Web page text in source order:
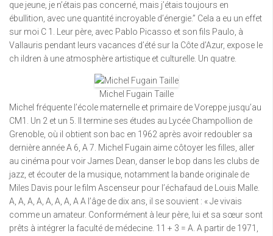
que jeune, je n’étais pas concerné, mais j’étais toujours en
ébullition, avec une quantité incroyable d’énergie.” Cela a eu un effet
sur moi C 1. Leur père, avec Pablo Picasso et son fils Paulo, à
Vallauris pendant leurs vacances d’été sur la Côte d’Azur, expose le
ch ildren à une atmosphère artistique et culturelle. Un quatre.
Michel Fugain Taille
Michel fréquente l’école maternelle et primaire de Voreppe jusqu’au
CM1. Un 2 et un 5. Il termine ses études au Lycée Champollion de
Grenoble, où il obtient son bac en 1962 après avoir redoubler sa
dernière année A 6, A 7. Michel Fugain aime côtoyer les filles, aller
au cinéma pour voir James Dean, danser le bop dans les clubs de
jazz, et écouter de la musique, notamment la bande originale de
Miles Davis pour le film Ascenseur pour l’échafaud de Louis Malle.
A, A, A, A, A, A, A, A A l’âge de dix ans, il se souvient : « Je vivais
comme un amateur. Conformément à leur père, lui et sa sœur sont
prêts à intégrer la faculté de médecine. 11 + 3 = A. A partir de 1971,